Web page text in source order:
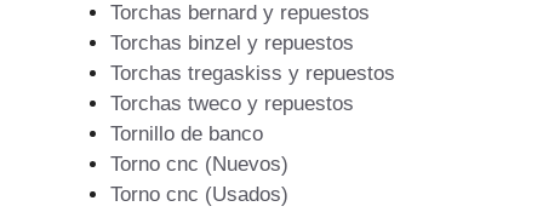
Torchas bernard y repuestos
Torchas binzel y repuestos
Torchas tregaskiss y repuestos
Torchas tweco y repuestos
Tornillo de banco
Torno cnc (Nuevos)
Torno cnc (Usados)